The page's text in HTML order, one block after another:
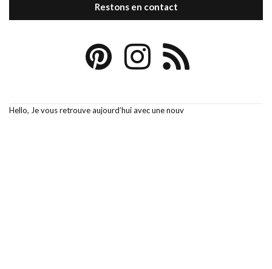
Restons en contact
Hello, Je vous retrouve aujourd’hui avec une nouv